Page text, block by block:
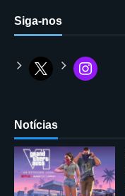
Siga-nos
Notícias